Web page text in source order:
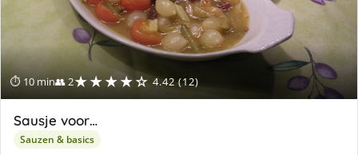
⏱ 10 min👥 2★★★★☆ 4.42 (12)
Sausje voor…
Sauzen & basics